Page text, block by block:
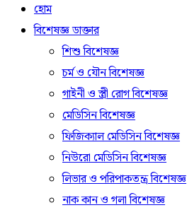
হোম
বিশেষজ্ঞ ডাক্তার
শিশু বিশেষজ্ঞ
চর্ম ও যৌন বিশেষজ্ঞ
গাইনী ও স্ত্রী রোগ বিশেষজ্ঞ
মেডিসিন বিশেষজ্ঞ
ফিজিক্যাল মেডিসিন বিশেষজ্ঞ
নিউরো মেডিসিন বিশেষজ্ঞ
লিভার ও পরিপাকতন্ত্র বিশেষজ্ঞ
নাক কান ও গলা বিশেষজ্ঞ